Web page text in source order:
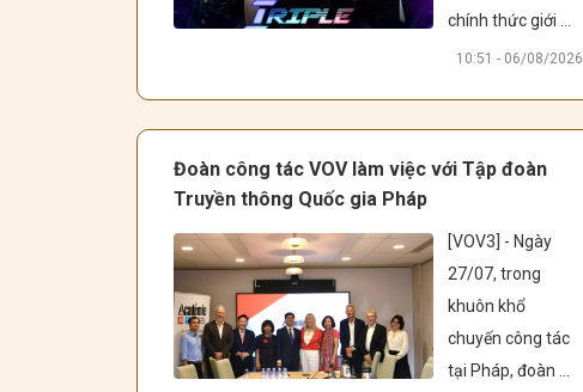
chính thức giới
thiệu Tour diễn
đến những trải
đa giác quan và
đầy mới lạ cho
khán giả trên
toàn quốc.
10:51 - 06/08/2026
Đoàn công tác VOV làm việc với Tập đoàn
Truyền thông Quốc gia Pháp
[VOV3] - Ngày
27/07, trong
khuôn khổ
chuyến công tác
tại Pháp, đoàn